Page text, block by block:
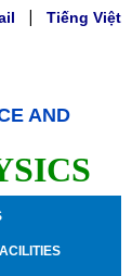
AND
Tiếng Việt